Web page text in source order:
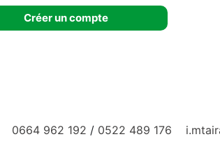
Créer un compte
0664 962 192 / 0522 489 176